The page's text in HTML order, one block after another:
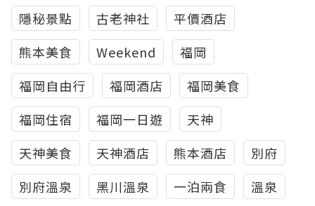
隱秘景點
古老神社
平價酒店
熊本美食
Weekend
福岡
福岡自由行
福岡酒店
福岡美食
福岡住宿
福岡一日遊
天神
天神美食
天神酒店 熊本酒店
別府
別府溫泉
黑川溫泉 一泊兩食
溫泉